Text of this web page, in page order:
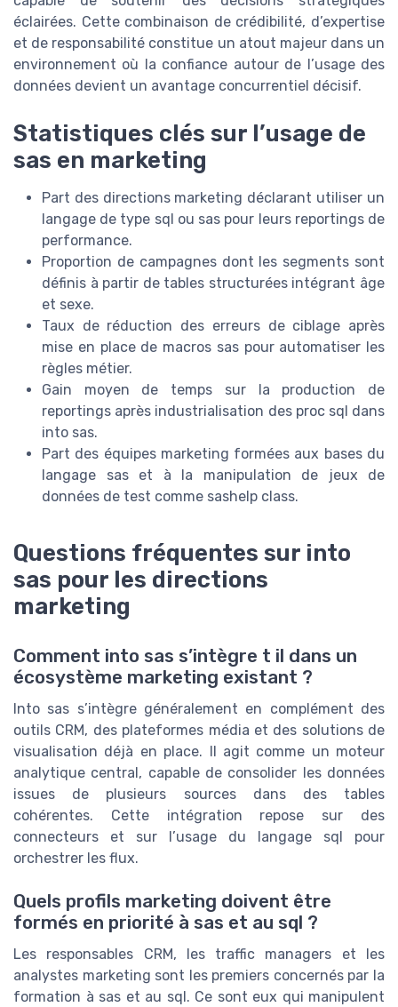
éclairées. Cette combinaison de crédibilité, d’expertise
et de responsabilité constitue un atout majeur dans un
environnement où la confiance autour de l’usage des
données devient un avantage concurrentiel décisif.
Statistiques clés sur l’usage de
sas en marketing
Part des directions marketing déclarant utiliser un
langage de type sql ou sas pour leurs reportings de
performance.
Proportion de campagnes dont les segments sont
définis à partir de tables structurées intégrant âge
et sexe.
Taux de réduction des erreurs de ciblage après
mise en place de macros sas pour automatiser les
règles métier.
Gain moyen de temps sur la production de
reportings après industrialisation des proc sql dans
into sas.
Part des équipes marketing formées aux bases du
langage sas et à la manipulation de jeux de
données de test comme sashelp class.
Questions fréquentes sur into
sas pour les directions
marketing
Comment into sas s’intègre t il dans un
écosystème marketing existant ?
Into sas s’intègre généralement en complément des
outils CRM, des plateformes média et des solutions de
visualisation déjà en place. Il agit comme un moteur
analytique central, capable de consolider les données
issues de plusieurs sources dans des tables
cohérentes. Cette intégration repose sur des
connecteurs et sur l’usage du langage sql pour
orchestrer les flux.
Quels profils marketing doivent être
formés en priorité à sas et au sql ?
Les responsables CRM, les traffic managers et les
analystes marketing sont les premiers concernés par la
formation à sas et au sql. Ce sont eux qui manipulent